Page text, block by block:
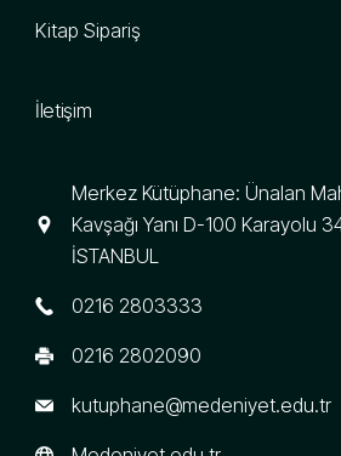
Kitap Sipariş
İletişim
Merkez Kütüphane: Ünalan
Kavşağı Yanı D-100 Karayolu
İSTANBUL
0216 2803333
0216 2802090
kutuphane@medeniyet.edu.tr